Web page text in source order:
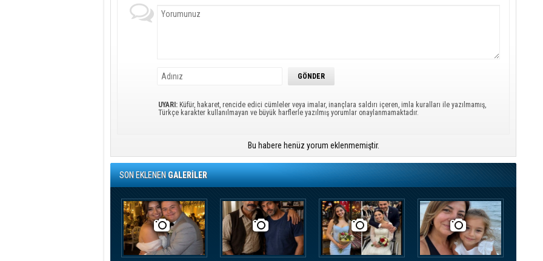
UYARI: Küfür, hakaret, rencide edici cümleler veya imalar, inançlara saldırı içeren, imla kuralları ile yazılmamış,
Türkçe karakter kullanılmayan ve büyük harflerle yazılmış yorumlar onaylanmamaktadır.
Bu habere henüz yorum eklenmemiştir.
SON EKLENENGALERİLER